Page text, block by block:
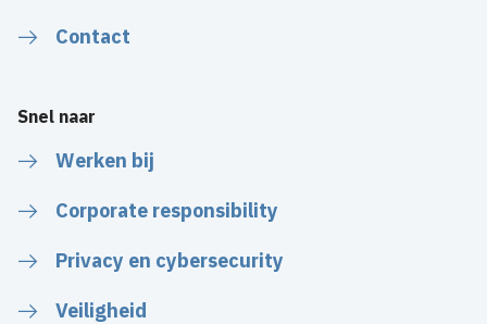
Contact
Snel naar
Werken bij
Corporate responsibility
Privacy en cybersecurity
Veiligheid